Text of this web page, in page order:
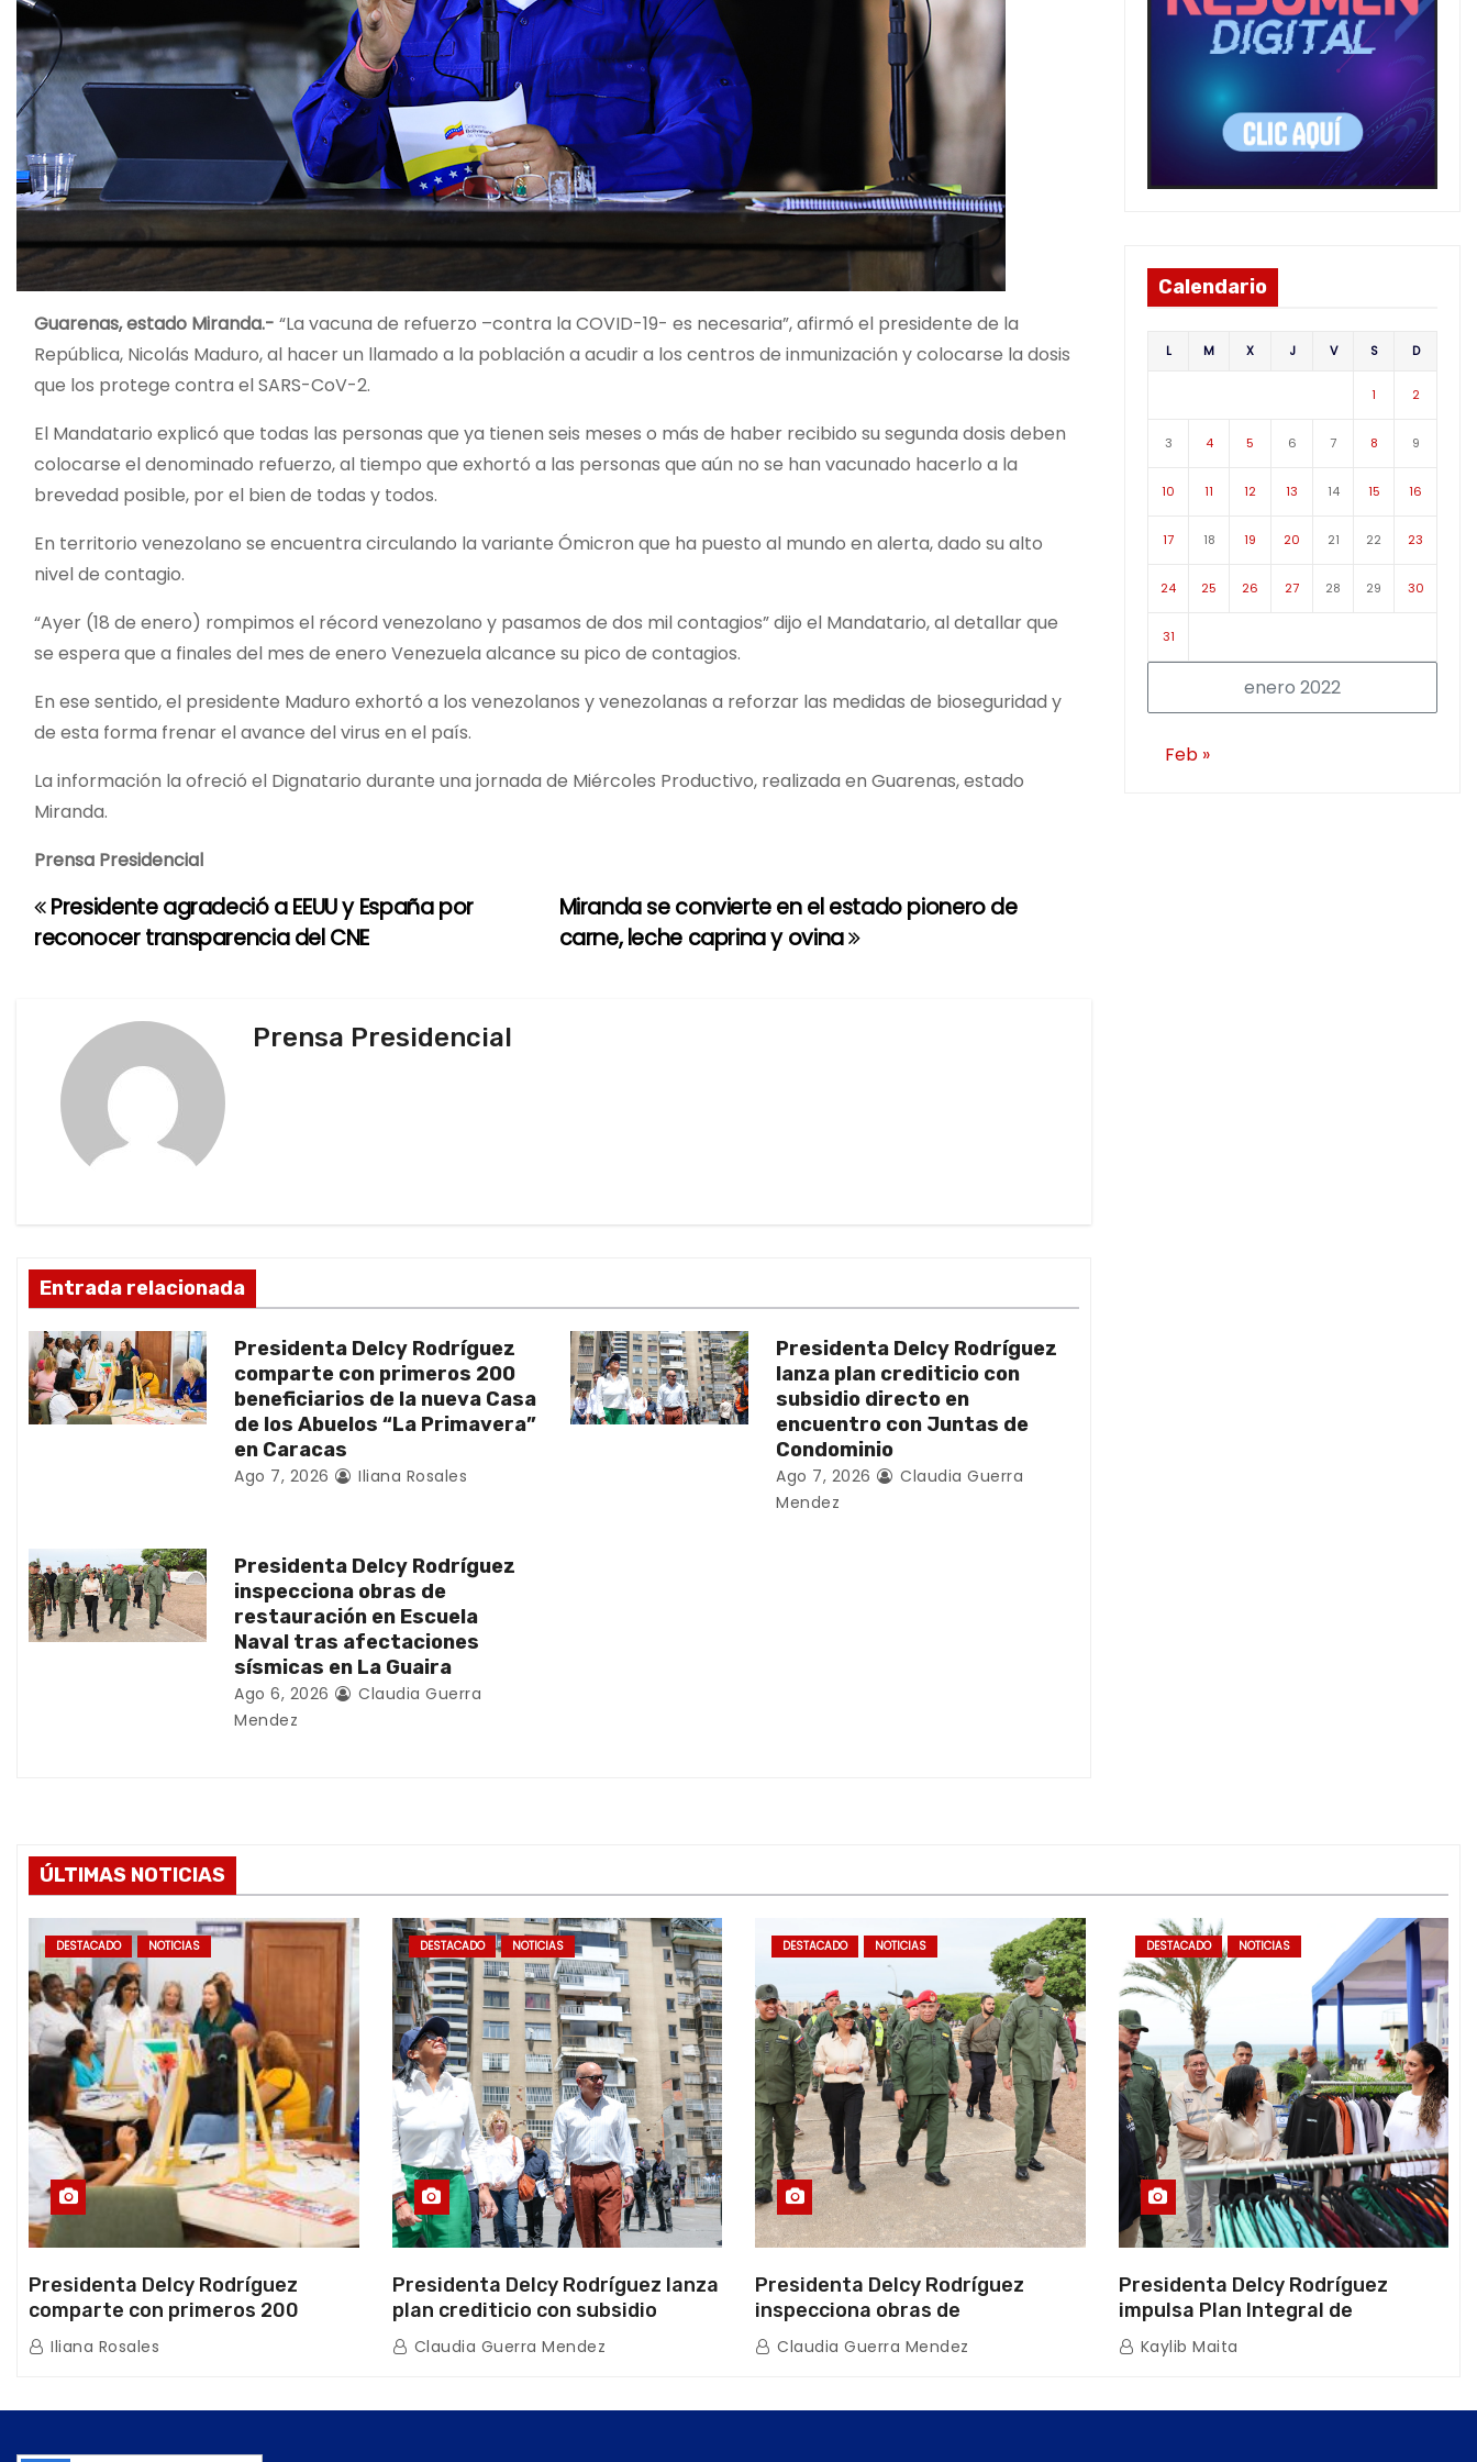
Guarenas, estado Miranda.- “La vacuna de refuerzo –contra la COVID-19- es necesaria”, afirmó el presidente de la
República, Nicolás Maduro, al hacer un llamado a la población a acudir a los centros de inmunización y colocarse la dosis
que los protege contra el SARS-CoV-2.
El Mandatario explicó que todas las personas que ya tienen seis meses o más de haber recibido su segunda dosis deben
colocarse el denominado refuerzo, al tiempo que exhortó a las personas que aún no se han vacunado hacerlo a la
brevedad posible, por el bien de todas y todos.
En territorio venezolano se encuentra circulando la variante Ómicron que ha puesto al mundo en alerta, dado su alto
nivel de contagio.
“Ayer (18 de enero) rompimos el récord venezolano y pasamos de dos mil contagios” dijo el Mandatario, al detallar que
se espera que a finales del mes de enero Venezuela alcance su pico de contagios.
En ese sentido, el presidente Maduro exhortó a los venezolanos y venezolanas a reforzar las medidas de bioseguridad y
de esta forma frenar el avance del virus en el país.
La información la ofreció el Dignatario durante una jornada de Miércoles Productivo, realizada en Guarenas, estado
Miranda.
Prensa Presidencial
N
ó
n
d
e
t
r
a
Miranda se convierte en el estado pionero de
carne, leche caprina y ovina
Presidente agradeció a EEUU y España por
reconocer transparencia del CNE
Prensa Presidencial
Entrada relacionada
Presidenta Delcy Rodríguez
comparte con primeros 200
beneficiarios de la nueva Casa
de los Abuelos “La Primavera”
en Caracas
Ago 7, 2026 Iliana Rosales
Presidenta Delcy Rodríguez
lanza plan crediticio con
subsidio directo en
encuentro con Juntas de
Condominio
Ago 7, 2026
Claudia Guerra
Mendez
Presidenta Delcy Rodríguez
inspecciona obras de
restauración en Escuela
Naval tras afectaciones
sísmicas en La Guaira
Ago 6, 2026
Claudia Guerra
Mendez
Calendario
enero 2022
L M X J V S D
1 2
3 4 5 6 7 8 9
10 11 12 13 14 15 16
17 18 19 20 21 22 23
24 25 26 27 28 29 30
31
Feb »
ÚLTIMAS NOTICIAS
DESTACADO NOTICIAS
Presidenta Delcy Rodríguez
comparte con primeros 200
beneficiarios de la nueva Casa de
los Abuelos “La Primavera” en
Iliana Rosales
DESTACADO NOTICIAS
Presidenta Delcy Rodríguez lanza
plan crediticio con subsidio
directo en encuentro con Juntas
de Condominio
Claudia Guerra Mendez
DESTACADO NOTICIAS
Presidenta Delcy Rodríguez
inspecciona obras de
restauración en Escuela Naval
tras afectaciones sísmicas en La
Claudia Guerra Mendez
DESTACADO NOTICIAS
Presidenta Delcy Rodríguez
impulsa Plan Integral de
Reactivación Económica en La
Guaira
Kaylib Maita